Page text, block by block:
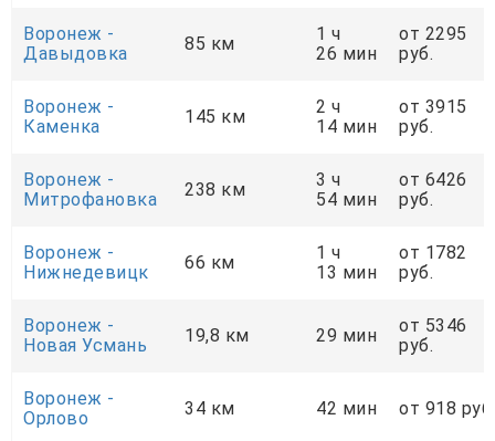
Воронеж -
Давыдовка
85 км
1 ч
26 мин
от 2295
руб.
Воронеж -
Каменка
145 км
2 ч
14 мин
от 3915
руб.
Воронеж -
Митрофановка
238 км
3 ч
54 мин
от 6426
руб.
Воронеж -
Нижнедевицк
66 км
1 ч
13 мин
от 1782
руб.
Воронеж -
Новая Усмань
19,8 км 29 мин
от 5346
руб.
Воронеж -
Орлово
34 км 42 мин от 918 руб.